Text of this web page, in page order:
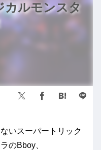
カルモンスタ
いスーパートリック
のBboy、